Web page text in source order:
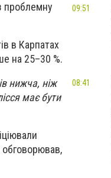
проблемну
в Карпатах
на 25–30 %.
нижча, ніж
має бути
обговорював,
09:51
08:41